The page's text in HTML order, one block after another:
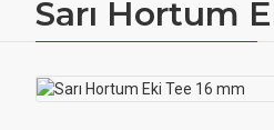
Sarı Hortum